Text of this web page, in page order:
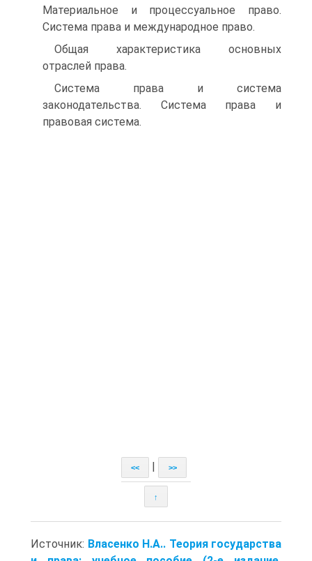
Материальное и процессуальное право.
Система права и международное право.
Общая характеристика основных
отраслей права.
Система права и система
законодательства. Система права и
правовая система.
<< >>
↑
Источник: Власенко Н.А.. Теория государства